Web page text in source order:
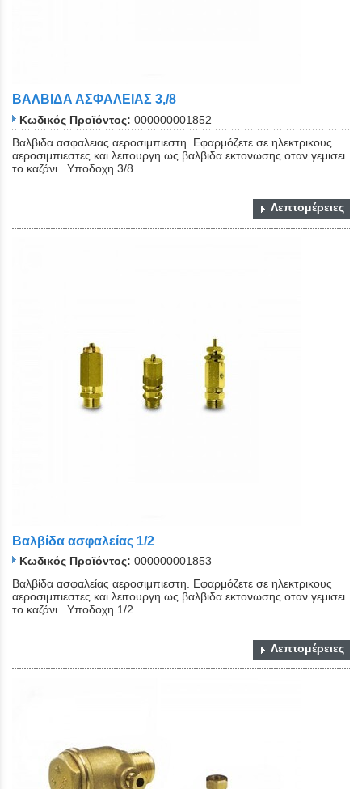
ΒΑΛΒΙΔΑ ΑΣΦΑΛΕΙΑΣ 3,/8
Κωδικός Προϊόντος: 000000001852
Βαλβιδα ασφαλειας αεροσιμπιεστη. Εφαρμόζετε σε ηλεκτρικους
αεροσιμπιεστες και λειτουργη ως βαλβιδα εκτονωσης οταν γεμισει
το καζάνι . Υποδοχη 3/8
Λεπτομέρειες
Βαλβίδα ασφαλείας 1/2
Κωδικός Προϊόντος: 000000001853
Βαλβίδα ασφαλείας αεροσιμπιεστη. Εφαρμόζετε σε ηλεκτρικους
αεροσιμπιεστες και λειτουργη ως βαλβιδα εκτονωσης οταν γεμισει
το καζάνι . Υποδοχη 1/2
Λεπτομέρειες